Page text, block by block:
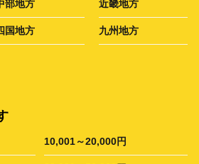
部地方 近畿地方
国地方 九州地方
10,001～20,000円